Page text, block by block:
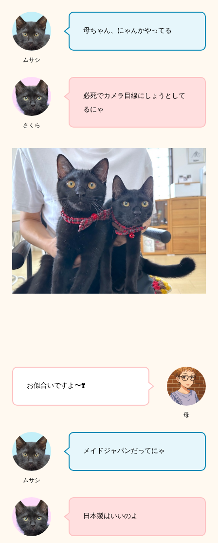
ムサシ
母ちゃん、にゃんかやってる
さくら
必死でカメラ目線にしょうとして
るにゃ
母
お似合いですよ〜❣️
ムサシ
メイドジャパンだってにゃ
日本製はいいのよ